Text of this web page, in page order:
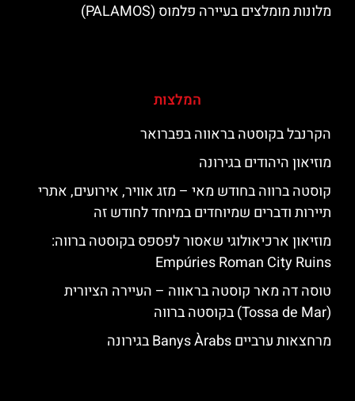
מלונות מומלצים בעיירה פלמוס (PALAMOS)
המלצות
הקרנבל בקוסטה בראווה בפברואר
מוזיאון היהודים בגירונה
קוסטה ברווה בחודש מאי – מזג אוויר, אירועים, אתרי
תיירות ודברים שמיוחדים במיוחד לחודש זה
מוזיאון ארכיאולוגי שאסור לפספס בקוסטה ברווה:
Empúries Roman City Ruins
טוסה דה מאר קוסטה בראווה – העיירה הציורית
(Tossa de Mar) בקוסטה ברווה
מרחצאות ערביים Banys Àrabs בגירונה